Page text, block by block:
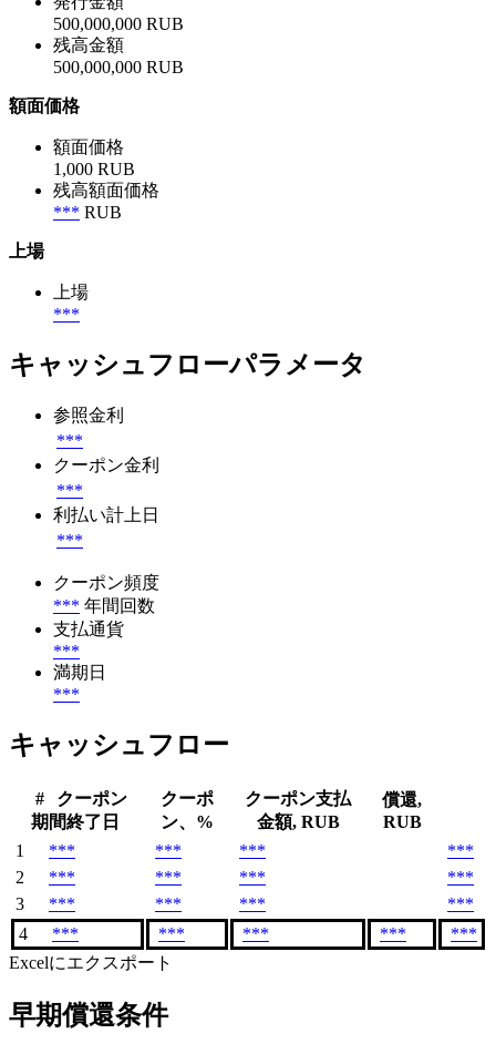
500,000,000 RUB
残高金額
500,000,000 RUB
額面価格
額面価格
1,000 RUB
残高額面価格
*** RUB
上場
上場
***
キャッシュフローパラメータ
参照金利
***
クーポン金利
***
利払い計上日
***
クーポン頻度
*** 年間回数
支払通貨
***
満期日
***
キャッシュフロー
#
クーポン
期間終了日
クーポ
ン、%
クーポン支払
金額, RUB
償還,
RUB
1
*** *** ***
***
2
*** *** ***
***
3
*** *** ***
***
4
*** *** *** ***
***
Excelにエクスポート
早期償還条件